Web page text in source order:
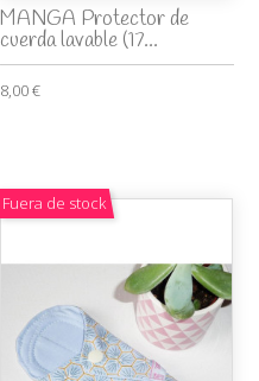
MANGA Protector de
cuerda lavable (17...
8,00 €
Fuera de stock